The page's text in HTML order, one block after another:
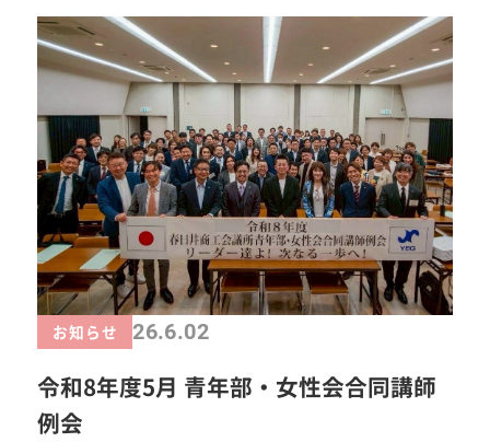
が、試合終了間際に西村さんからのアシストにＯ
Ｂの山田慎二さんのシュートが決まり同点で終え
ました。 また、他単会の方に助っ人参加して頂い
たり、反対に春日井YEGから助っ人参加したりと
他単会の方との交流もできました。 いつもの活動
とは違う環境の中で、仲間と汗を流して、交流を
深めることができたのではないでしょうか。 赤堀
キャプテンをはじめ、プレーヤー参加、応援参加
していただいた皆様、ご協力いただきありがとう
ございました！
一歩踏み出すことで、見える
景色がきっと変わります。あなたの「挑戦してみ
お知らせ 26.6.02
令和8年度5月 青年部・女性会合同講師
例会